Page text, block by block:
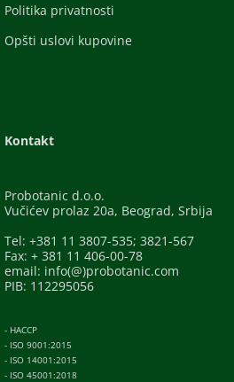
Politika privatnosti
Opšti uslovi kupovine
Kontakt
Probotanic d.o.o.
Vučićev prolaz 20a, Beograd, Srbija
Tel: +381 11 3807-535; 3821-567
Fax: + 381 11 406-00-78
email: info(@)probotanic.com
PIB: 112295056
- HACCP
- ISO 9001:2015
- ISO 14001:2015
- ISO 45001:2018